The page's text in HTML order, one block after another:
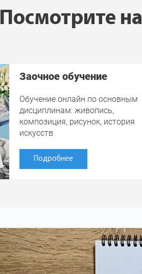
Посмотрите
Заочное обучение
Обучение онлайн по основным
дисциплинам: живопись,
композиция, рисунок, история
искусств
Подробнее